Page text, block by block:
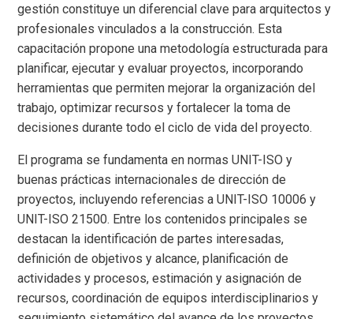
gestión constituye un diferencial clave para arquitectos y
profesionales vinculados a la construcción. Esta
capacitación propone una metodología estructurada para
planificar, ejecutar y evaluar proyectos, incorporando
herramientas que permiten mejorar la organización del
trabajo, optimizar recursos y fortalecer la toma de
decisiones durante todo el ciclo de vida del proyecto.
El programa se fundamenta en normas UNIT-ISO y
buenas prácticas internacionales de dirección de
proyectos, incluyendo referencias a UNIT-ISO 10006 y
UNIT-ISO 21500. Entre los contenidos principales se
destacan la identificación de partes interesadas,
definición de objetivos y alcance, planificación de
actividades y procesos, estimación y asignación de
recursos, coordinación de equipos interdisciplinarios y